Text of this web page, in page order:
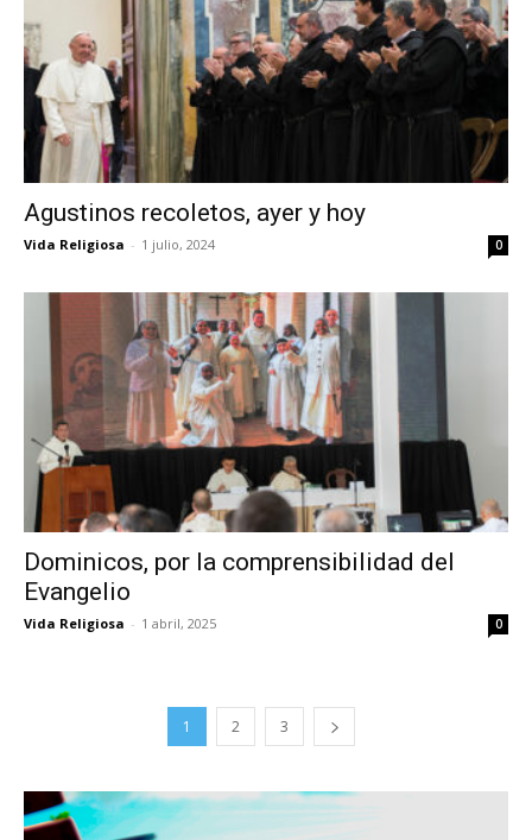
Agustinos recoletos, ayer y hoy
Vida Religiosa - 1 julio, 2024 0
Dominicos, por la comprensibilidad del
Evangelio
Vida Religiosa - 1 abril, 2025 0
1 2 3